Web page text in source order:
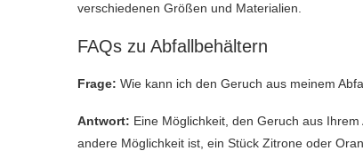
verschiedenen Größen und Materialien.
FAQs zu Abfallbehältern
Frage: Wie kann ich den Geruch aus meinem
Antwort: Eine Möglichkeit, den Geruch aus
andere Möglichkeit ist, ein Stück Zitrone oder